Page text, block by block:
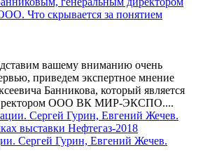
Что скрывается за понятием
вашему вниманию очень
приведем экспертное мнение
Банникова, который является
ООО ВК МИР-ЭКСПО....
Сергей Гурин, Евгений Жечев.